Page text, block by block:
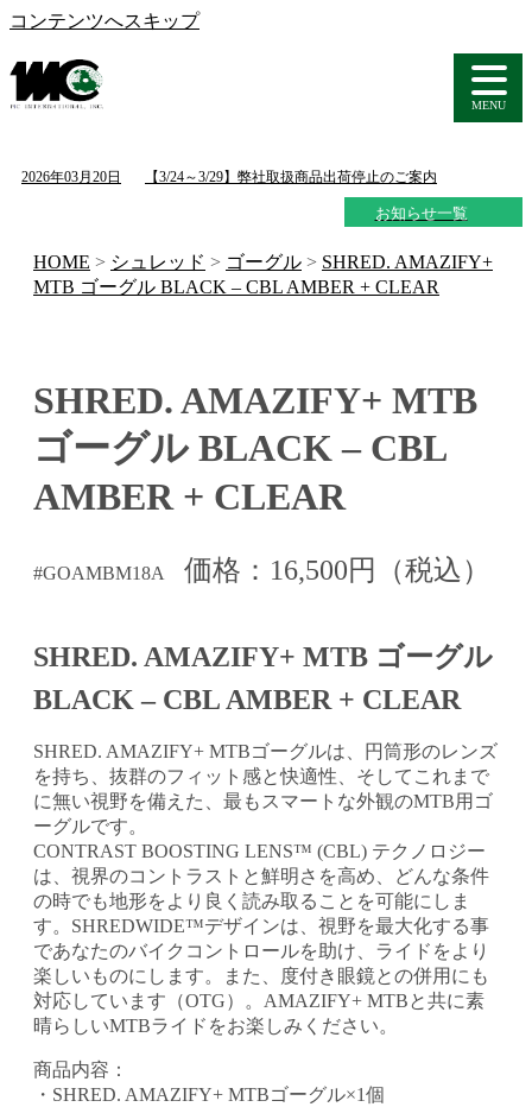
コンテンツへスキップ
MENU
2026年03月20日 【3/24～3/29】弊社取扱商品出荷停止のご案内
お知らせ一覧
HOME > シュレッド > ゴーグル > SHRED. AMAZIFY+
MTB ゴーグル BLACK – CBL AMBER + CLEAR
SHRED. AMAZIFY+ MTB
ゴーグル BLACK – CBL
AMBER + CLEAR
#GOAMBM18A 価格：16,500円（税込）
SHRED. AMAZIFY+ MTB ゴーグル
BLACK – CBL AMBER + CLEAR
SHRED. AMAZIFY+ MTBゴーグルは、円筒形のレンズ
を持ち、抜群のフィット感と快適性、そしてこれまで
に無い視野を備えた、最もスマートな外観のMTB用ゴ
ーグルです。
CONTRAST BOOSTING LENS™ (CBL) テクノロジー
は、視界のコントラストと鮮明さを高め、どんな条件
の時でも地形をより良く読み取ることを可能にしま
す。SHREDWIDE™デザインは、視野を最大化する事
であなたのバイクコントロールを助け、ライドをより
楽しいものにします。また、度付き眼鏡との併用にも
対応しています（OTG）。AMAZIFY+ MTBと共に素
晴らしいMTBライドをお楽しみください。
商品内容：
・SHRED. AMAZIFY+ MTBゴーグル×1個